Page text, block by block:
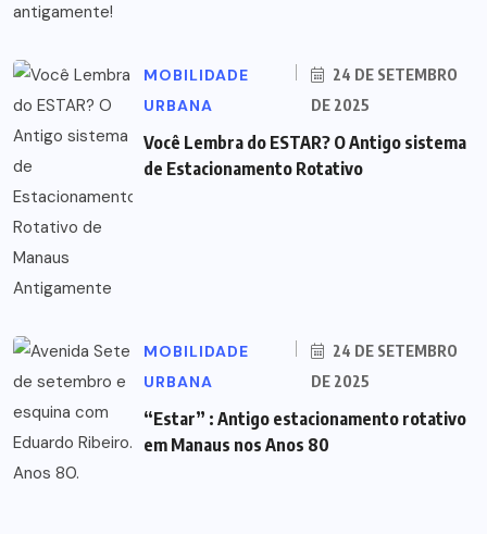
MOBILIDADE
URBANA
24 DE SETEMBRO
DE 2025
Você Lembra do ESTAR? O Antigo sistema
de Estacionamento Rotativo
MOBILIDADE
URBANA
24 DE SETEMBRO
DE 2025
“Estar” : Antigo estacionamento rotativo
em Manaus nos Anos 80